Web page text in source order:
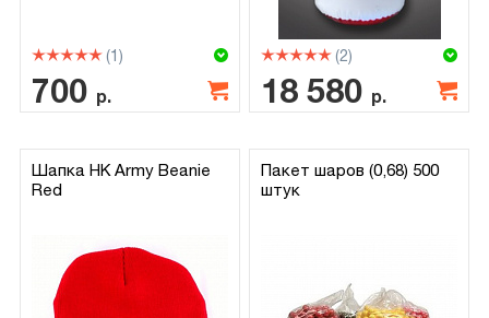
(1)
700 р.
(2)
18 580 р.
Шапка HK Army Beanie
Red
Пакет шаров (0,68) 500
штук